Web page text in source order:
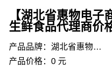
【湖北省惠物电子
生鲜食品代理商价
产品品牌：湖北省惠物电子商务有限公司
产品价格：0 元